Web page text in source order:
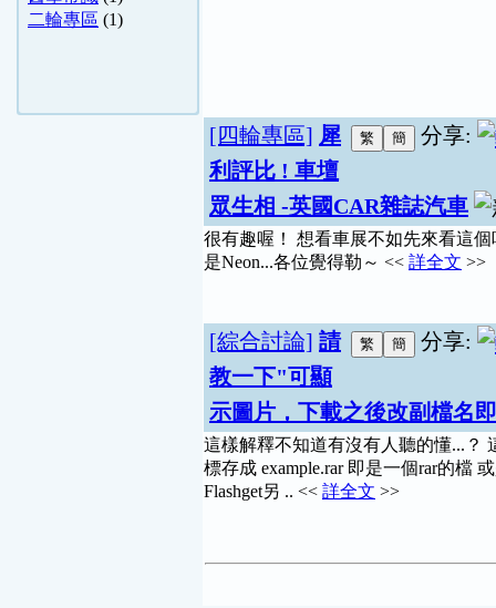
二輪專區 (1)
分享:
[四輪專區] 犀
利評比 ! 車壇
眾生相 -英國CAR雜誌汽車
很有趣喔！ 想看車展不如先來看這
是Neon...各位覺得勒～ << 詳全文 >>
分享:
[綜合討論] 請
教一下"可顯
示圖片，下載之後改副檔名
這樣解釋不知道有沒有人聽的懂...？
標存成 example.rar 即是一個rar的檔
Flashget另 .. << 詳全文 >>